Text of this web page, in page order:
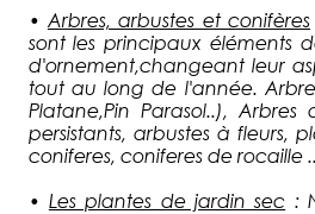
• Arbres, arbustes et conifères
sont les principaux éléments
d'ornement,changeant leur
tout au long de l'année.
Platane,Pin Parasol..), Arbres
persistants, arbustes à fleurs,
coniferes, coniferes de rocaille
• Les plantes de jardin sec :